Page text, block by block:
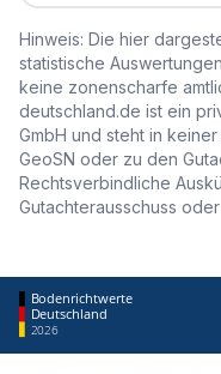
Hinweis: Die hier
statistische
keine zonenscharfe
deutschland.de ist ein
GmbH und steht in
GeoSN oder zu den
Rechtsverbindliche
Gutachterausschuss
Bodenrichtwerte
Deutschland
2026